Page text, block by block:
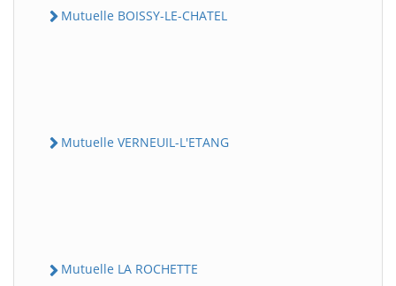
Mutuelle BOISSY-LE-CHATEL
Mutuelle VERNEUIL-L'ETANG
Mutuelle LA ROCHETTE